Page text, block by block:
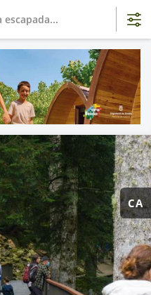
CA
escapada...